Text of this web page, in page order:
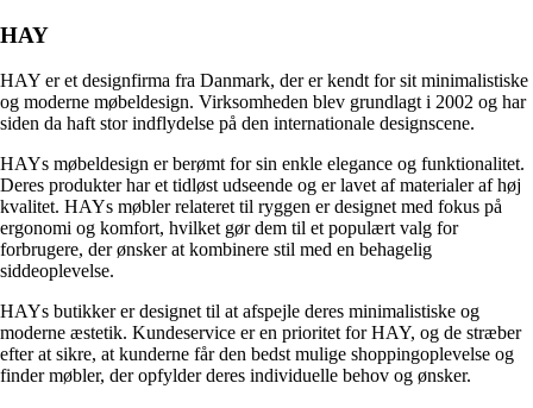
HAY
HAY er et designfirma fra Danmark, der er kendt for sit minimalistiske
og moderne møbeldesign. Virksomheden blev grundlagt i 2002 og har
siden da haft stor indflydelse på den internationale designscene.
HAYs møbeldesign er berømt for sin enkle elegance og funktionalitet.
Deres produkter har et tidløst udseende og er lavet af materialer af høj
kvalitet. HAYs møbler relateret til ryggen er designet med fokus på
ergonomi og komfort, hvilket gør dem til et populært valg for
forbrugere, der ønsker at kombinere stil med en behagelig
siddeoplevelse.
HAYs butikker er designet til at afspejle deres minimalistiske og
moderne æstetik. Kundeservice er en prioritet for HAY, og de stræber
efter at sikre, at kunderne får den bedst mulige shoppingoplevelse og
finder møbler, der opfylder deres individuelle behov og ønsker.